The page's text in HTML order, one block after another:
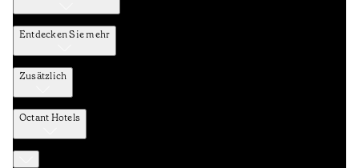
Entdecken Sie mehr
Zusätzlich
Octant Hotels